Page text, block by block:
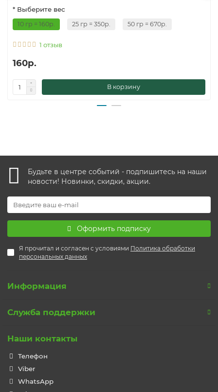
* Выберите вес
10 гр = 160р. 25 гр = 350р. 50 гр = 670р.
1 отзыв
160р.
В корзину
Будьте в центре событий - подпишитесь на наши
новости! Новинки, скидки, акции.
Оформить подписку
Я прочитал и согласен с условиями Политика обработки
персональных данных
Информация
Служба поддержки
Наши контакты
Телефон
Viber
WhatsApp